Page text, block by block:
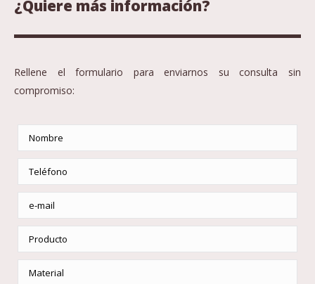
¿Quiere más información?
Rellene el formulario para enviarnos su consulta sin
compromiso: